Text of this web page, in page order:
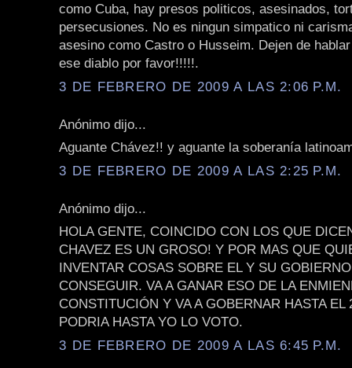
como Cuba, hay presos politicos, asesinados,
persecusiones. No es ningun simpatico ni
asesino como Castro o Husseim. Dejen de
ese diablo por favor!!!!!.
3 DE FEBRERO DE 2009 A LAS 2:06 P.M.
Anónimo dijo...
Aguante Chávez!! y aguante la soberanía
3 DE FEBRERO DE 2009 A LAS 2:25 P.M.
Anónimo dijo...
HOLA GENTE, COINCIDO CON LOS QUE
CHAVEZ ES UN GROSO! Y POR MAS QUE
INVENTAR COSAS SOBRE EL Y SU
CONSEGUIR. VA A GANAR ESO DE LA
CONSTITUCIÓN Y VA A GOBERNAR HASTA EL
PODRIA HASTA YO LO VOTO.
3 DE FEBRERO DE 2009 A LAS 6:45 P.M.